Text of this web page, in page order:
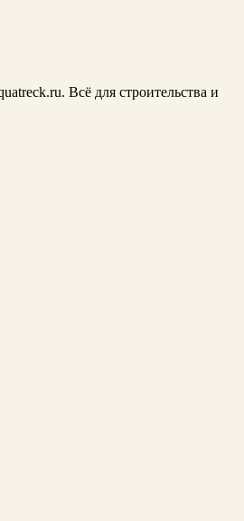
Всё для строительства и